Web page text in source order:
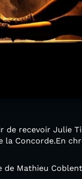
de recevoir Julie
la Concorde.En
de Mathieu